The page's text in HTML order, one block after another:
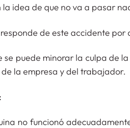
idea de que no va a pasar
de este accidente
se puede minorar la culpa de
la empresa y del trabajador.
no funcionó